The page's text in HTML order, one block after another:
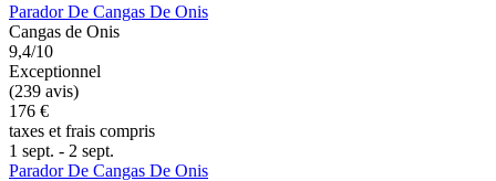
Parador De Cangas De Onis
Cangas de Onis
9,4/10
Exceptionnel
(239 avis)
176 €
taxes et frais compris
1 sept. - 2 sept.
Parador De Cangas De Onis